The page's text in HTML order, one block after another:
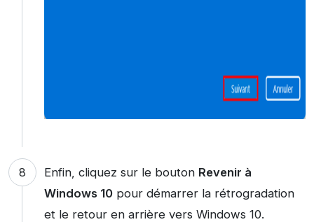
Enfin, cliquez sur le bouton Revenir à
Windows 10pour démarrer la rétrogradation
et le retour en arrière vers Windows 10.